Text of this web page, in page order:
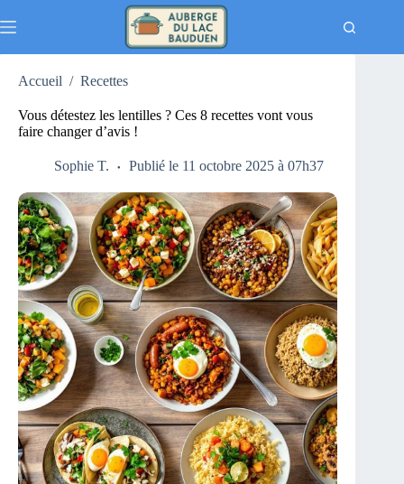
au
Accueil / Recettes
Vous détestez les lentilles ? Ces 8 recettes vont vous
faire changer d’avis !
Sophie T. Publié le 11 octobre 2025 à 07h37